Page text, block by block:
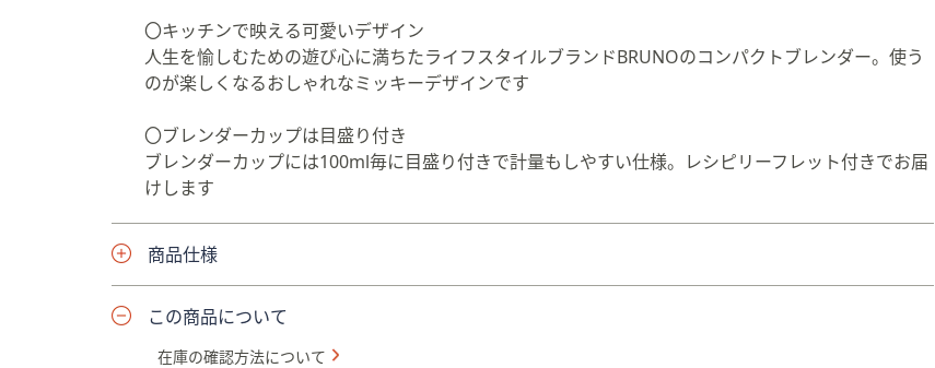
す。
〇キッチンで映える可愛いデザイン
人生を愉しむための遊び心に満ちたライフスタイルブランドBRUNOのコンパクトブレンダー。使う
のが楽しくなるおしゃれなミッキーデザインです
〇ブレンダーカップは目盛り付き
ブレンダーカップには100ml毎に目盛り付きで計量もしやすい仕様。レシピリーフレット付きでお届
けします
商品仕様
この商品について
在庫の確認方法について